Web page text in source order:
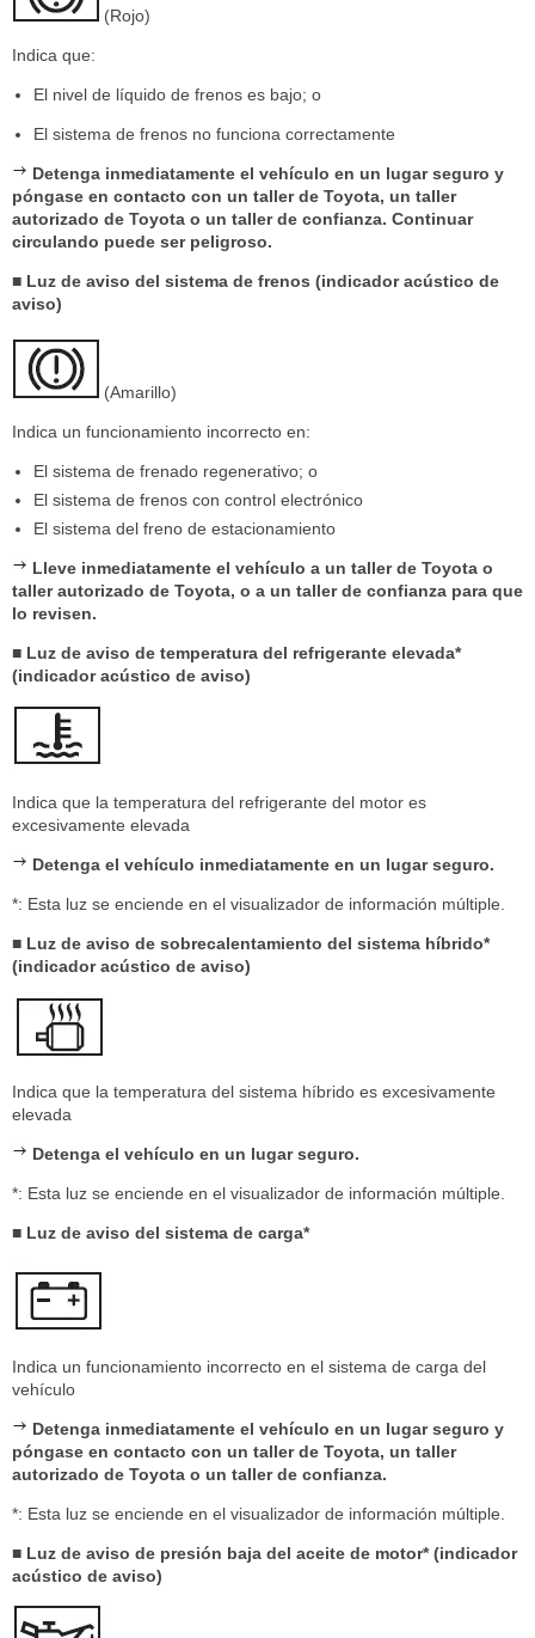
(Rojo)
Indica que:
El nivel de líquido de frenos es bajo; o
El sistema de frenos no funciona correctamente
Detenga inmediatamente el vehículo en un lugar seguro y
póngase en contacto con un taller de Toyota, un taller
autorizado de Toyota o un taller de confianza. Continuar
circulando puede ser peligroso.
■ Luz de aviso del sistema de frenos (indicador acústico de
aviso)
(Amarillo)
Indica un funcionamiento incorrecto en:
El sistema de frenado regenerativo; o
El sistema de frenos con control electrónico
El sistema del freno de estacionamiento
Lleve inmediatamente el vehículo a un taller de Toyota o
taller autorizado de Toyota, o a un taller de confianza para que
lo revisen.
■ Luz de aviso de temperatura del refrigerante elevada*
(indicador acústico de aviso)
Indica que la temperatura del refrigerante del motor es
excesivamente elevada
Detenga el vehículo inmediatamente en un lugar seguro.
*: Esta luz se enciende en el visualizador de información múltiple.
■ Luz de aviso de sobrecalentamiento del sistema híbrido*
(indicador acústico de aviso)
Indica que la temperatura del sistema híbrido es excesivamente
elevada
Detenga el vehículo en un lugar seguro.
*: Esta luz se enciende en el visualizador de información múltiple.
■ Luz de aviso del sistema de carga*
Indica un funcionamiento incorrecto en el sistema de carga del
vehículo
Detenga inmediatamente el vehículo en un lugar seguro y
póngase en contacto con un taller de Toyota, un taller
autorizado de Toyota o un taller de confianza.
*: Esta luz se enciende en el visualizador de información múltiple.
■ Luz de aviso de presión baja del aceite de motor* (indicador
acústico de aviso)